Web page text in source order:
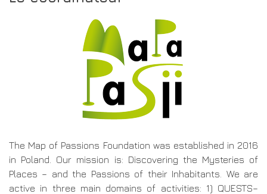
The Map of Passions Foundation was established in 2016
in Poland. Our mission is: Discovering the Mysteries of
Places – and the Passions of their Inhabitants. We are
active in three main domains of activities: 1) QUESTS–